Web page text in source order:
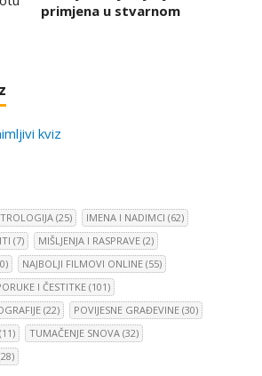
primjena u stvarnom
(25) IMENA I NADIMCI (62)
(7) MIŠLJENJA I RASPRAVE (2)
NAJBOLJI FILMOVI ONLINE (55)
I ČESTITKE(101)
(22) POVIJESNE GRAĐEVINE (30)
(11) TUMAČENJE SNOVA (32)